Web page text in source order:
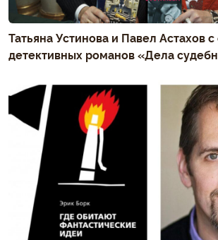
Татьяна Устинова и Павел Астахов
детективных романов «Дела